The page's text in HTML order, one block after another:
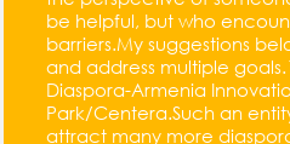
be helpful, but who
barriers.My suggestions
and address multiple
Diaspora-Armenia
Park/Centera.Such an
attract many more